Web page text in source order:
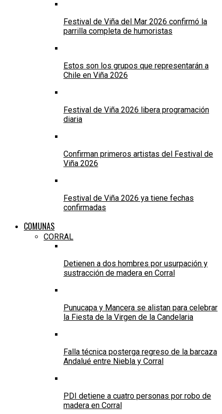
Festival de Viña del Mar 2026 confirmó la
parrilla completa de humoristas
Estos son los grupos que representarán a
Chile en Viña 2026
Festival de Viña 2026 libera programación
diaria
Confirman primeros artistas del Festival de
Viña 2026
Festival de Viña 2026 ya tiene fechas
confirmadas
COMUNAS
CORRAL
Detienen a dos hombres por usurpación y
sustracción de madera en Corral
Punucapa y Mancera se alistan para celebrar
la Fiesta de la Virgen de la Candelaria
Falla técnica posterga regreso de la barcaza
Andalué entre Niebla y Corral
PDI detiene a cuatro personas por robo de
madera en Corral